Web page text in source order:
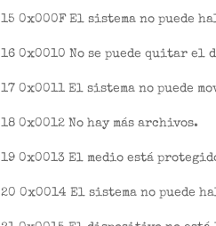
15 0x000F El sistema no puede
16 0x0010 No se puede quitar
17 0x0011 El sistema no puede
18 0x0012 No hay más archivos.
19 0x0013 El medio está
20 0x0014 El sistema no puede